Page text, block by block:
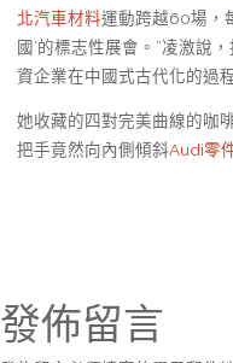
北汽車材料運動跨越60場，
國’的標志性展會。”凌激說
資企業在中國式古代化的過
她收藏的四對完美曲線的咖
把手竟然向內側傾斜Audi零
發佈留言